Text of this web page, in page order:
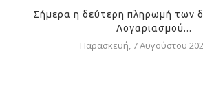
Σήμερα η δεύτερη πληρωμή των
Λογαριασμού...
Παρασκευή, 7 Αυγούστου